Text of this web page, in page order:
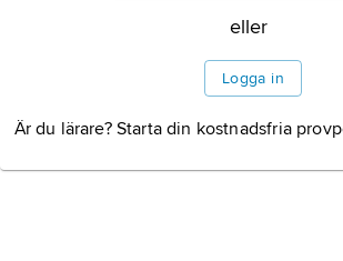
eller
Logga in
Är du lärare? Starta din kostnadsfria